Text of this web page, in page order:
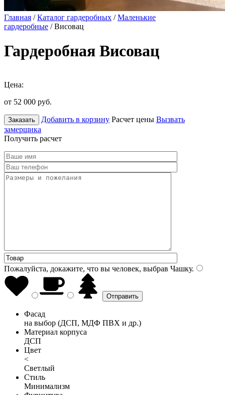
Главная /Каталог гардеробных /Маленькие
гардеробные / Висовац
Гардеробная Висовац
Цена:
от 52 000 руб.
Заказать Добавить в корзину Расчет цены Вызвать
замерщика
Получить расчет
Пожалуйста, докажите, что вы человек, выбрав Чашку.
Фасад
на выбор (ДСП, МДФ ПВХ и др.)
Материал корпуса
ДСП
Цвет
<
Светлый
Стиль
Минимализм